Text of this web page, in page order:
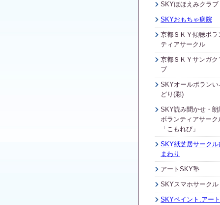
SKYほほえみクラブ
SKYおもちゃ病院
京都ＳＫＹ傾聴ボラ
ティアサークル
京都ＳＫＹサンガク
ブ
SKYオールボランい
どり(彩)
SKY読み聞かせ・朗
ボランティアサーク
「こもれび」
SKY紙芝居サークル
まわり
アートSKY塾
SKYスマホサークル
SKYペイント.アー